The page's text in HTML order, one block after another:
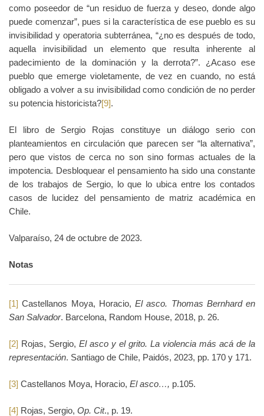
como poseedor de “un residuo de fuerza y deseo, donde algo
puede comenzar”, pues si la característica de ese pueblo es su
invisibilidad y operatoria subterránea, “¿no es después de todo,
aquella invisibilidad un elemento que resulta inherente al
padecimiento de la dominación y la derrota?”. ¿Acaso ese
pueblo que emerge violetamente, de vez en cuando, no está
obligado a volver a su invisibilidad como condición de no perder
su potencia historicista?[9].
El libro de Sergio Rojas constituye un diálogo serio con
planteamientos en circulación que parecen ser “la alternativa”,
pero que vistos de cerca no son sino formas actuales de la
impotencia. Desbloquear el pensamiento ha sido una constante
de los trabajos de Sergio, lo que lo ubica entre los contados
casos de lucidez del pensamiento de matriz académica en
Chile.
Valparaíso, 24 de octubre de 2023.
Notas
[1] Castellanos Moya, Horacio, El asco. Thomas Bernhard en
San Salvador. Barcelona, Random House, 2018, p. 26.
[2] Rojas, Sergio, El asco y el grito. La violencia más acá de la
representación. Santiago de Chile, Paidós, 2023, pp. 170 y 171.
[3] Castellanos Moya, Horacio, El asco…, p.105.
[4] Rojas, Sergio, Op. Cit., p. 19.